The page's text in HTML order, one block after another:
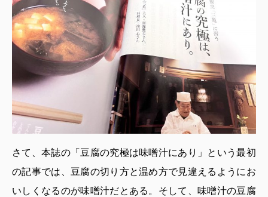
さて、本誌の「豆腐の究極は味噌汁にあり」という最初
の記事では、豆腐の切り方と温め方で見違えるようにお
いしくなるのが味噌汁だとある。そして、味噌汁の豆腐